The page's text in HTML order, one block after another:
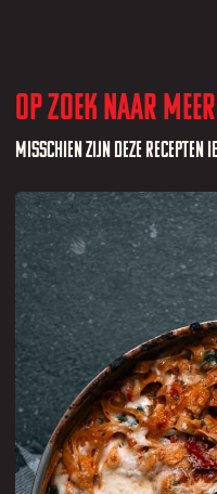
Op zoek naar
Misschien zijn deze recepten